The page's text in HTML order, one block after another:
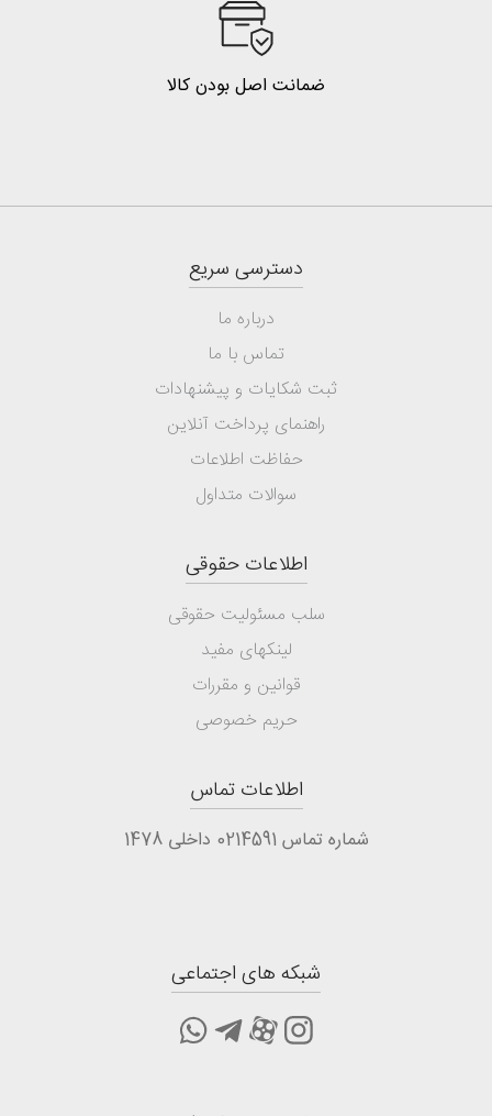
ضمانت اصل بودن کالا
دسترسی سریع
درباره ما
تماس با ما
ثبت شکایات و پیشنهادات
راهنمای پرداخت آنلاین
حفاظت اطلاعات
سوالات متداول
اطلاعات حقوقی
سلب مسئولیت حقوقی
لینکهای مفید
قوانین و مقررات
حریم خصوصی
اطلاعات تماس
شماره تماس 0214591 داخلی 1478
شبکه های اجتماعی